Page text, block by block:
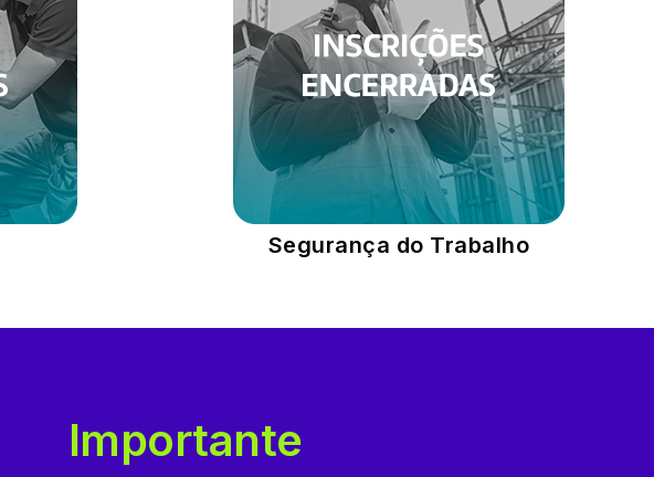
Segurança do Trabalho
Importante